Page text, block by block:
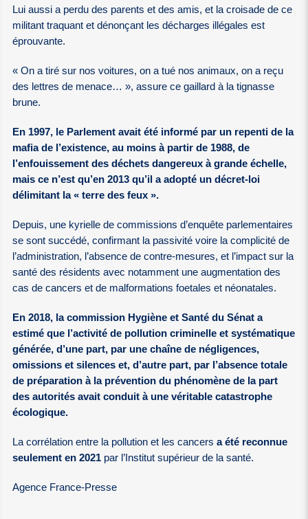
Lui aussi a perdu des parents et des amis, et la croisade de ce
militant traquant et dénonçant les décharges illégales est
éprouvante.
« On a tiré sur nos voitures, on a tué nos animaux, on a reçu
des lettres de menace… », assure ce gaillard à la tignasse
brune.
En 1997, le Parlement avait été informé par un repenti de la
mafia de l’existence, au moins à partir de 1988, de
l’enfouissement des déchets dangereux à grande échelle,
mais ce n’est qu’en 2013 qu’il a adopté un décret-loi
délimitant la « terre des feux ».
Depuis, une kyrielle de commissions d’enquête parlementaires
se sont succédé, confirmant la passivité voire la complicité de
l’administration, l’absence de contre-mesures, et l’impact sur la
santé des résidents avec notamment une augmentation des
cas de cancers et de malformations foetales et néonatales.
En 2018, la commission Hygiène et Santé du Sénat a
estimé que l’activité de pollution criminelle et systématique
générée, d’une part, par une chaîne de négligences,
omissions et silences et, d’autre part, par l’absence totale
de préparation à la prévention du phénomène de la part
des autorités avait conduit à une véritable catastrophe
écologique.
La corrélation entre la pollution et les cancersa été reconnue
seulement en 2021 par l’Institut supérieur de la santé.
Agence France-Presse